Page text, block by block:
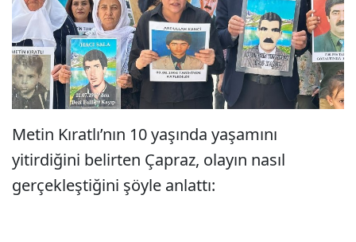
Metin Kıratlı’nın 10 yaşında yaşamını
yitirdiğini belirten Çapraz, olayın nasıl
gerçekleştiğini şöyle anlattı: